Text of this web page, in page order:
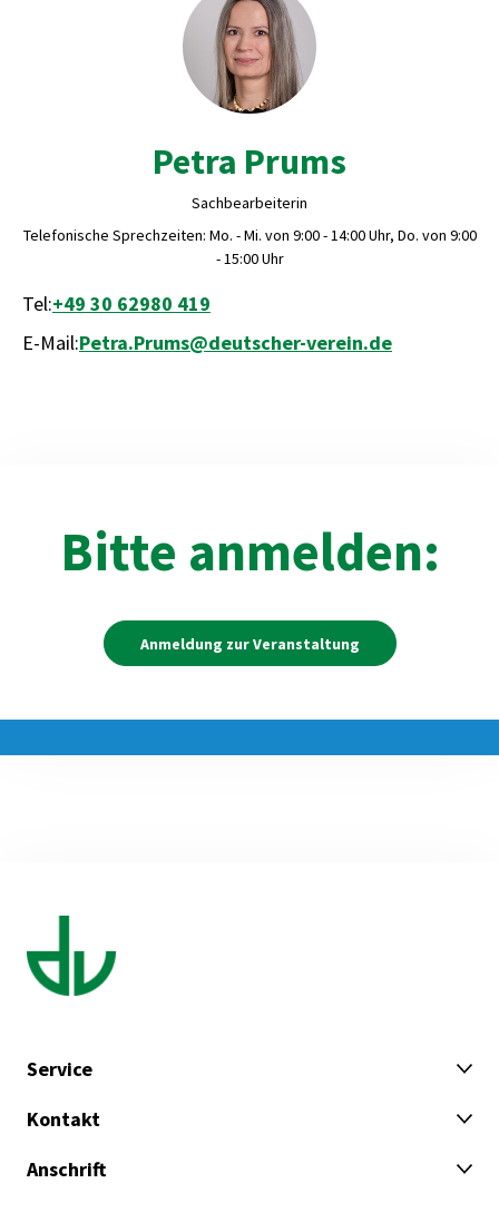
Petra Prums
Sachbearbeiterin
Telefonische Sprechzeiten: Mo. - Mi. von 9:00 - 14:00 Uhr, Do. von 9:00
- 15:00 Uhr
Tel:+49 30 62980 419
E-Mail:Petra.Prums@deutscher-verein.de
Bitte anmelden:
Anmeldung zur Veranstaltung
Service
Kontakt
Anschrift